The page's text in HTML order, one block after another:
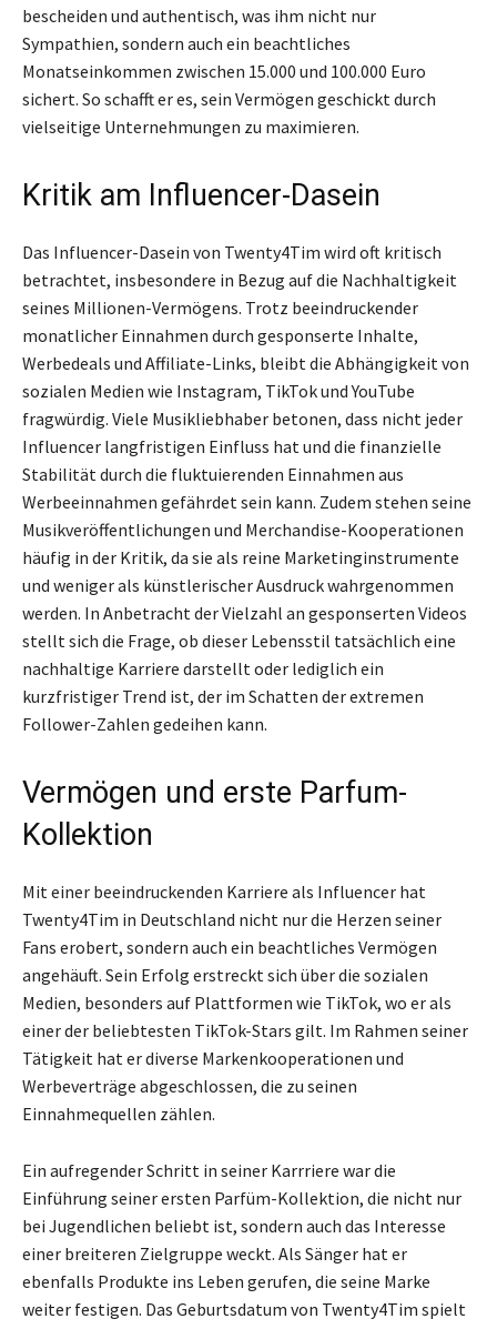
bescheiden und authentisch, was ihm nicht nur
Sympathien, sondern auch ein beachtliches
Monatseinkommen zwischen 15.000 und 100.000 Euro
sichert. So schafft er es, sein Vermögen geschickt durch
vielseitige Unternehmungen zu maximieren.
Kritik am Influencer-Dasein
Das Influencer-Dasein von Twenty4Tim wird oft kritisch
betrachtet, insbesondere in Bezug auf die Nachhaltigkeit
seines Millionen-Vermögens. Trotz beeindruckender
monatlicher Einnahmen durch gesponserte Inhalte,
Werbedeals und Affiliate-Links, bleibt die Abhängigkeit von
sozialen Medien wie Instagram, TikTok und YouTube
fragwürdig. Viele Musikliebhaber betonen, dass nicht jeder
Influencer langfristigen Einfluss hat und die finanzielle
Stabilität durch die fluktuierenden Einnahmen aus
Werbeeinnahmen gefährdet sein kann. Zudem stehen seine
Musikveröffentlichungen und Merchandise-Kooperationen
häufig in der Kritik, da sie als reine Marketinginstrumente
und weniger als künstlerischer Ausdruck wahrgenommen
werden. In Anbetracht der Vielzahl an gesponserten Videos
stellt sich die Frage, ob dieser Lebensstil tatsächlich eine
nachhaltige Karriere darstellt oder lediglich ein
kurzfristiger Trend ist, der im Schatten der extremen
Follower-Zahlen gedeihen kann.
Vermögen und erste Parfum-
Kollektion
Mit einer beeindruckenden Karriere als Influencer hat
Twenty4Tim in Deutschland nicht nur die Herzen seiner
Fans erobert, sondern auch ein beachtliches Vermögen
angehäuft. Sein Erfolg erstreckt sich über die sozialen
Medien, besonders auf Plattformen wie TikTok, wo er als
einer der beliebtesten TikTok-Stars gilt. Im Rahmen seiner
Tätigkeit hat er diverse Markenkooperationen und
Werbeverträge abgeschlossen, die zu seinen
Einnahmequellen zählen.
Ein aufregender Schritt in seiner Karrriere war die
Einführung seiner ersten Parfüm-Kollektion, die nicht nur
bei Jugendlichen beliebt ist, sondern auch das Interesse
einer breiteren Zielgruppe weckt. Als Sänger hat er
ebenfalls Produkte ins Leben gerufen, die seine Marke
weiter festigen. Das Geburtsdatum von Twenty4Tim spielt